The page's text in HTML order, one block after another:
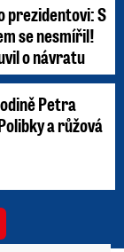
prezidentovi: S
se nesmířil!
o návratu
Petra
a růžová